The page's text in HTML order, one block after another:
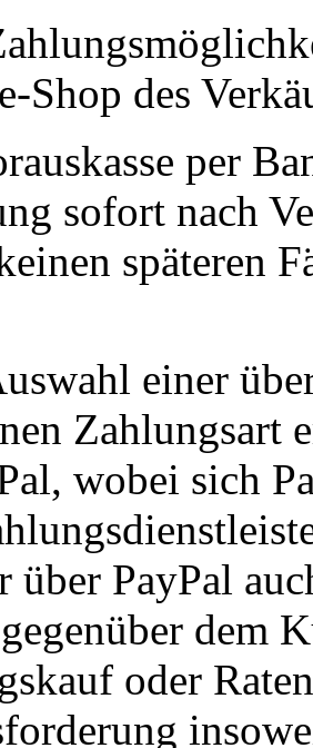
Shop des
per
sofort nach
späteren
einer
wobei sich
über PayPal
dem
oder